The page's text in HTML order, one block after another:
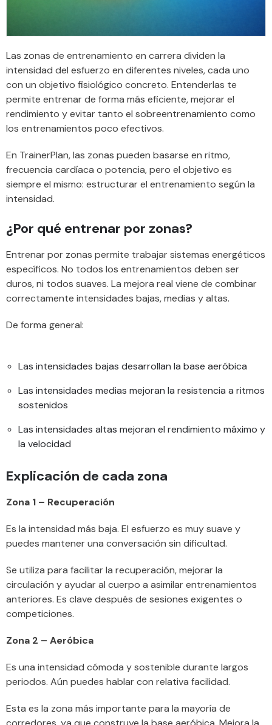
Las zonas de entrenamiento en carrera dividen la
intensidad del esfuerzo en diferentes niveles, cada uno
con un objetivo fisiológico concreto. Entenderlas te
permite entrenar de forma más eficiente, mejorar el
rendimiento y evitar tanto el sobreentrenamiento como
los entrenamientos poco efectivos.
En TrainerPlan, las zonas pueden basarse en ritmo,
frecuencia cardíaca o potencia, pero el objetivo es
siempre el mismo: estructurar el entrenamiento según la
intensidad.
¿Por qué entrenar por zonas?
Entrenar por zonas permite trabajar sistemas energéticos
específicos. No todos los entrenamientos deben ser
duros, ni todos suaves. La mejora real viene de combinar
correctamente intensidades bajas, medias y altas.
De forma general:
Las intensidades bajas desarrollan la base aeróbica
Las intensidades medias mejoran la resistencia a ritmos
sostenidos
Las intensidades altas mejoran el rendimiento máximo y
la velocidad
Explicación de cada zona
Zona 1 – Recuperación
Es la intensidad más baja. El esfuerzo es muy suave y
puedes mantener una conversación sin dificultad.
Se utiliza para facilitar la recuperación, mejorar la
circulación y ayudar al cuerpo a asimilar entrenamientos
anteriores. Es clave después de sesiones exigentes o
competiciones.
Zona 2 – Aeróbica
Es una intensidad cómoda y sostenible durante largos
periodos. Aún puedes hablar con relativa facilidad.
Esta es la zona más importante para la mayoría de